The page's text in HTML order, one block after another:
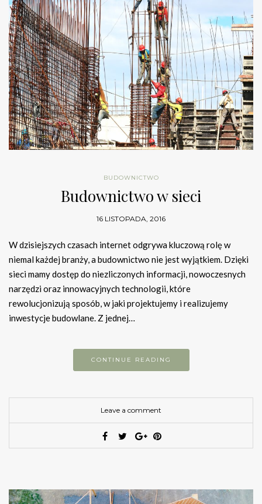
BUDOWNICTWO
Budownictwo w sieci
16 LISTOPADA, 2016
W dzisiejszych czasach internet odgrywa kluczową rolę w
niemal każdej branży, a budownictwo nie jest wyjątkiem. Dzięki
sieci mamy dostęp do niezliczonych informacji, nowoczesnych
narzędzi oraz innowacyjnych technologii, które
rewolucjonizują sposób, w jaki projektujemy i realizujemy
inwestycje budowlane. Z jednej…
CONTINUE READING
Leave a comment